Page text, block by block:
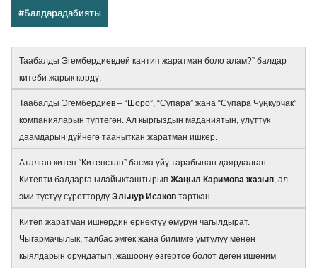
#Балдарадабияты
Таабалды Эгембердиевдей кантип жаратман боло алам?” балдар
китеби жарык көрдү.
Таабалды Эгембердиев – “Шоро”, “Супара” жана “Супара Чуңкурчак”
компанияларын түптөгөн. Ал кыргыздын маданиятын, улуттук
даамдарын дүйнөгө тааныткан жаратман ишкер.
Аталган китеп “Китепстан” басма үйү тарабынан даярдалган.
Китепти балдарга ылайыкташтырып Жаңыл Каримова жазып, ал
эми түстүү сүрөттөрдү Эльнур Исаков тарткан.
Китеп жаратман ишкердин өрнөктүү өмүрүн чагылдырат.
Чыгармачылык, талбас эмгек жана билимге умтулуу менен
кыялдарын орундатып, жашоону өзгөртсө болот деген ишеним